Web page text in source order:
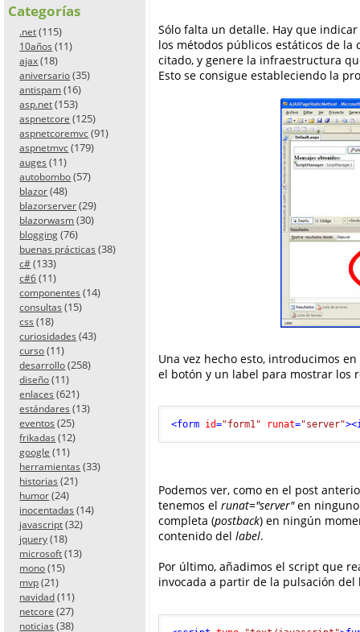
Categorías
.net (115)
10años (11)
ajax (18)
aniversario (35)
antispam (16)
asp.net (153)
aspnetcore (125)
aspnetcoremvc (91)
aspnetmvc (179)
auges (11)
autobombo (57)
blazor (48)
blazorserver (29)
blazorwasm (30)
blogging (76)
buenas prácticas (38)
c# (133)
c#6 (11)
componentes (14)
consultas (15)
css (18)
curiosidades (43)
curso (11)
desarrollo (258)
diseño (11)
enlaces (621)
estándares (13)
eventos (25)
frikadas (12)
google (11)
herramientas (33)
historias (21)
humor (24)
inocentadas (14)
javascript (32)
jquery (18)
microsoft (13)
mono (15)
mvp (21)
navidad (11)
netcore (27)
noticias (38)
Sólo falta un detalle. Hay que
los métodos públicos estáticos de
citado, y genere la infraestructura
Esto se consigue estableciendo la
Una vez hecho esto, introducimos
el botón y un label para mostrar los
<form id="form1" runat="server"><
Podemos ver, como en el post
tenemos el runat="server"en ninguno
completa (postback) en ningún
contenido del label.
Por último, añadimos el script que
invocada a partir de la pulsación